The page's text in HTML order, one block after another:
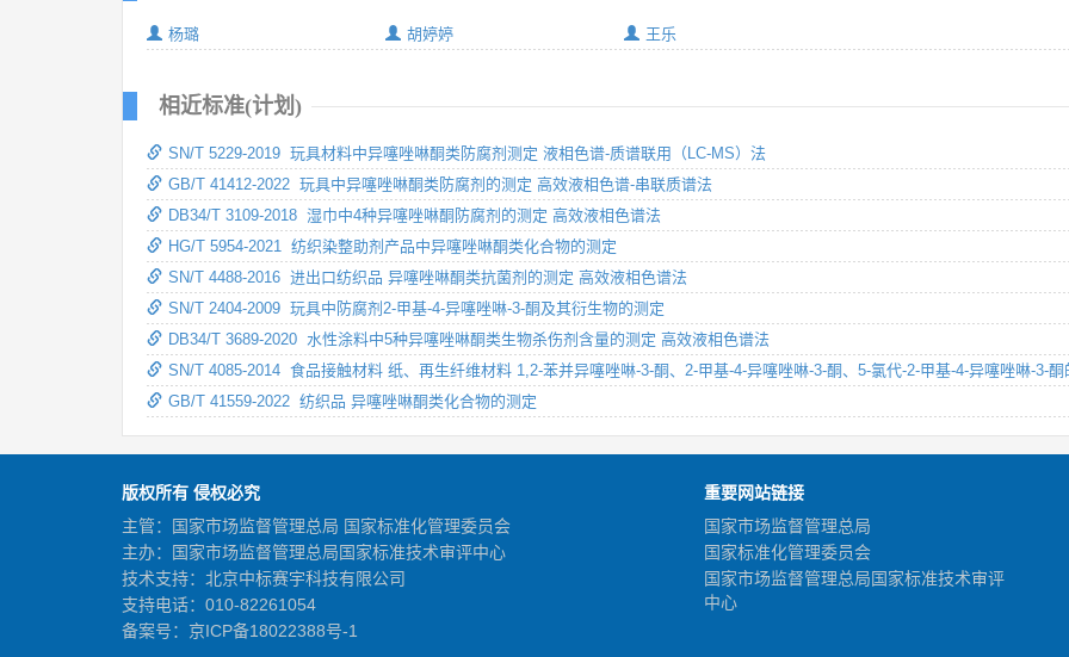
杨璐 胡婷婷 王乐
相近标准(计划)
SN/T 5229-2019 玩具材料中异噻唑啉酮类防腐剂测定 液相色谱-质谱联用（LC-MS）法
GB/T 41412-2022 玩具中异噻唑啉酮类防腐剂的测定 高效液相色谱-串联质谱法
DB34/T 3109-2018 湿巾中4种异噻唑啉酮防腐剂的测定 高效液相色谱法
HG/T 5954-2021 纺织染整助剂产品中异噻唑啉酮类化合物的测定
SN/T 4488-2016 进出口纺织品 异噻唑啉酮类抗菌剂的测定 高效液相色谱法
SN/T 2404-2009 玩具中防腐剂2-甲基-4-异噻唑啉-3-酮及其衍生物的测定
DB34/T 3689-2020 水性涂料中5种异噻唑啉酮类生物杀伤剂含量的测定 高效液相色谱法
SN/T 4085-2014 食品接触材料 纸、再生纤维材料 1,2-苯并异噻唑啉-3-酮、2-甲基-4-异噻唑啉-3-酮、5-氯代-2-甲基-4-异噻唑啉-3-
GB/T 41559-2022 纺织品 异噻唑啉酮类化合物的测定
版权所有 侵权必究
主管：国家市场监督管理总局 国家标准化管理委员会
主办：国家市场监督管理总局国家标准技术审评中心
技术支持：北京中标赛宇科技有限公司
支持电话：010-82261054
备案号： 京ICP备18022388号-1
重要网站链接
国家市场监督管理总局
国家标准化管理委员会
国家市场监督管理总局国家标准技术审评
中心